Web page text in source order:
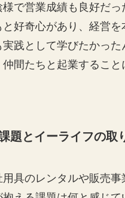
で営業成績も良好だっ
好奇心があり、経営を
践として学びたかった
間たちと起業すること
題とイーライフの取
用具のレンタルや販売事